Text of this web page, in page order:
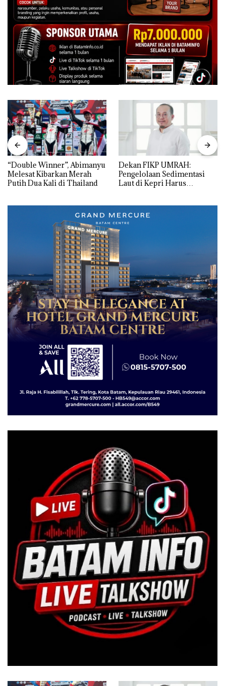
“Double Winner”, Abimanyu
Melesat Kibarkan Merah
Putih Dua Kali di Thailand
Dekan FIKP UMRAH:
Pengelolaan Sedimentasi
Laut di Kepri Harus
dengan Konservasi